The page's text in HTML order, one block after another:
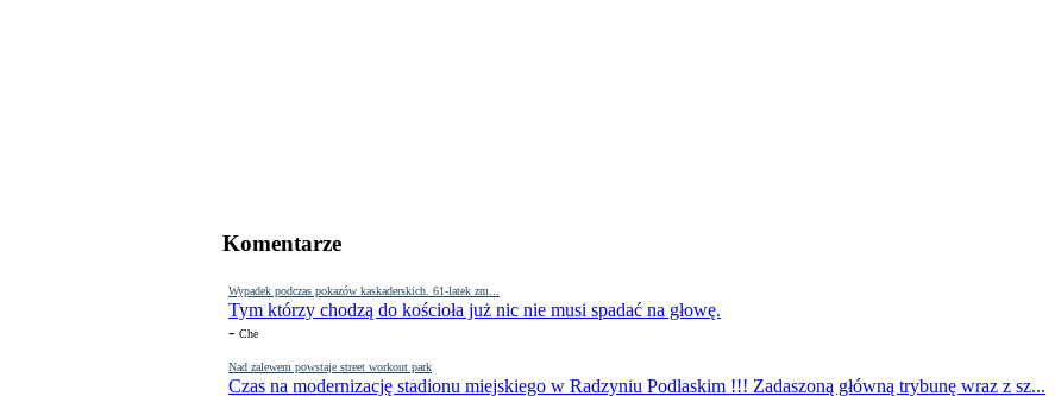
Komentarze
Wypadek podczas pokazów kaskaderskich. 61-latek zm...
Tym którzy chodzą do kościoła już nic nie musi spadać na głowę.
- Che
Nad zalewem powstaje street workout park
Czas na modernizację stadionu miejskiego w Radzyniu Podlaskim !!! Zadaszoną główną trybunę wraz z sz...